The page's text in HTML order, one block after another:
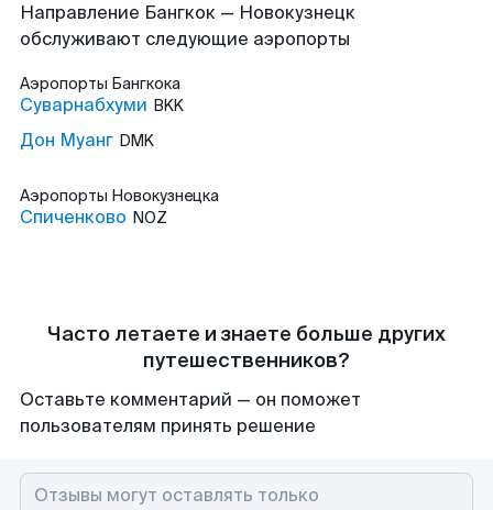
Направление Бангкок — Новокузнецк
обслуживают следующие аэропорты
Аэропорты Бангкока
Суварнабхуми BKK
Дон Муанг DMK
Аэропорты Новокузнецка
Спиченково NOZ
Часто летаете и знаете больше других
путешественников?
Оставьте комментарий — он поможет
пользователям принять решение